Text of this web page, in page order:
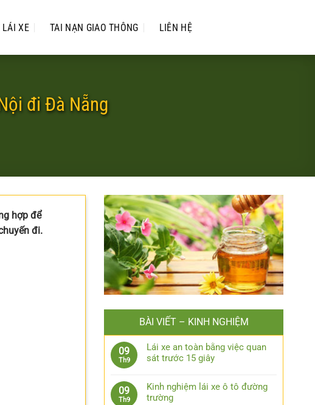
LÁI XE TAI NẠN GIAO THÔNG LIÊN HỆ
đi Đà Nẵng
hợp để
đi.
BÀI VIẾT – KINH NGHIỆM
09
Th9
Lái xe an toàn bằng việc quan
sát trước 15 giây
có
bình
09
Th9
Kinh nghiệm lái xe ô tô đường
trường